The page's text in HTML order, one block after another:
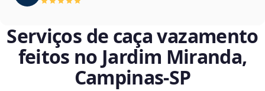
Serviços de caça vazamento
feitos no Jardim Miranda,
Campinas‑SP